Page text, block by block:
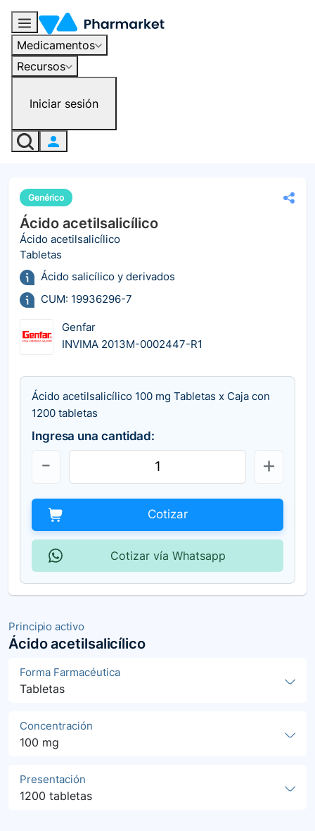
Medicamentos
Recursos
Iniciar sesión
Principio activo
Ácido acetilsalicílico
Forma Farmacéutica
Tabletas
Concentración
100 mg
Presentación
1200 tabletas
Genérico
Ácido acetilsalicílico
Ácido acetilsalicílico
Tabletas
Ácido salicílico y derivados
CUM: 19936296-7
Genfar
INVIMA 2013M-0002447-R1
Ácido acetilsalicílico 100 mg Tabletas x Caja con
1200 tabletas
Ingresa una cantidad:
Cotizar
Cotizar vía Whatsapp